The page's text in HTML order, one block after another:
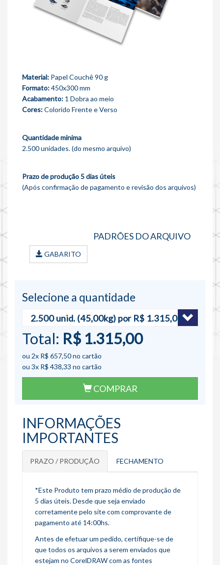
Material: Papel Couchê 90 g
Formato:450x300 mm
Acabamento: 1 Dobra ao meio
Cores:Colorido Frente e Verso
Quantidade minima
2.500 unidades. (do mesmo arquivo)
Prazo de produção 5 dias úteis
(Após confirmação de pagamento e revisão dos arquivos)
PADRÕES DO ARQUIVO
GABARITO
Selecione a quantidade
Total: R$ 1.315,00
ou 2x R$ 657,50no cartão
ou 3x R$ 438,33 no cartão
COMPRAR
INFORMAÇÕES
IMPORTANTES
PRAZO / PRODUÇÃO FECHAMENTO
*Este Produto tem prazo médio de produção de
5 dias úteis. Desde que seja enviado
corretamente pelo site com comprovante de
pagamento até 14:00hs.
Antes de efetuar um pedido, certifique-se de
que todos os arquivos a serem enviados que
estejam no CorelDRAW com as fontes